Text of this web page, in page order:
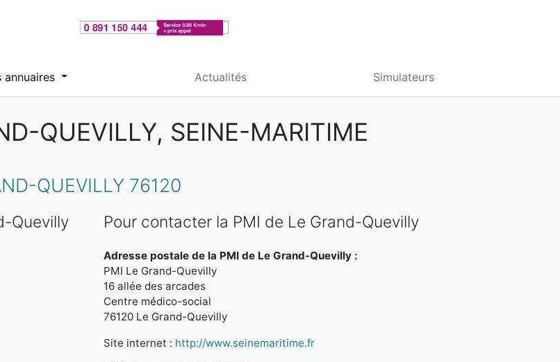
annuaires Actualités Simulateurs
QUEVILLY, SEINE-MARITIME
QUEVILLY 76120
Quevilly Pour contacter la PMI de Le Grand-Quevilly
Adresse postale de la PMI de Le Grand-Quevilly :
PMI Le Grand-Quevilly
16 allée des arcades
Centre médico-social
76120 Le Grand-Quevilly
Site internet : http://www.seinemaritime.fr